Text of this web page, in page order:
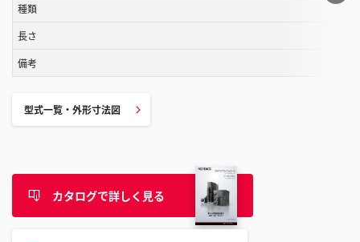
の
種類
長さ
備考
型式一覧・外形寸法図
カタログで詳しく見る